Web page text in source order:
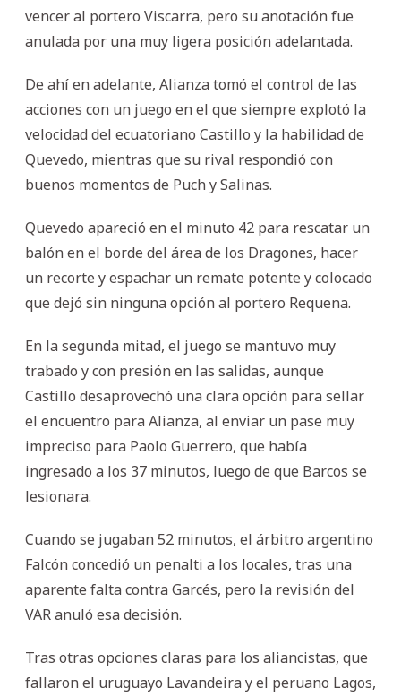
vencer al portero Viscarra, pero su anotación fue
anulada por una muy ligera posición adelantada.
De ahí en adelante, Alianza tomó el control de las
acciones con un juego en el que siempre explotó la
velocidad del ecuatoriano Castillo y la habilidad de
Quevedo, mientras que su rival respondió con
buenos momentos de Puch y Salinas.
Quevedo apareció en el minuto 42 para rescatar un
balón en el borde del área de los Dragones, hacer
un recorte y espachar un remate potente y colocado
que dejó sin ninguna opción al portero Requena.
En la segunda mitad, el juego se mantuvo muy
trabado y con presión en las salidas, aunque
Castillo desaprovechó una clara opción para sellar
el encuentro para Alianza, al enviar un pase muy
impreciso para Paolo Guerrero, que había
ingresado a los 37 minutos, luego de que Barcos se
lesionara.
Cuando se jugaban 52 minutos, el árbitro argentino
Falcón concedió un penalti a los locales, tras una
aparente falta contra Garcés, pero la revisión del
VAR anuló esa decisión.
Tras otras opciones claras para los aliancistas, que
fallaron el uruguayo Lavandeira y el peruano Lagos,